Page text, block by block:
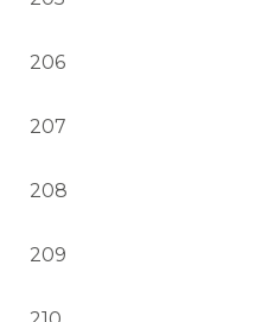
206
207
208
209